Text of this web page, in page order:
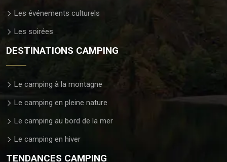
Les événements culturels
Les soirées
DESTINATIONS CAMPING
Le camping à la montagne
Le camping en pleine nature
Le camping au bord de la mer
Le camping en hiver
TENDANCES CAMPING